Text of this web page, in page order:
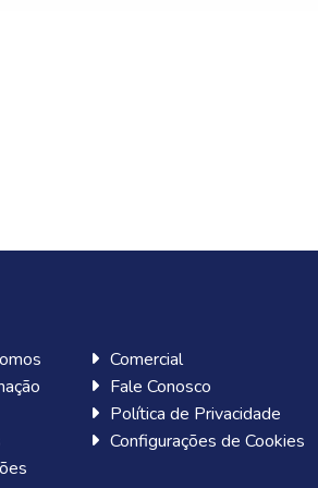
Comercial
Fale Conosco
Política de Privacidade
Configurações de Cookies